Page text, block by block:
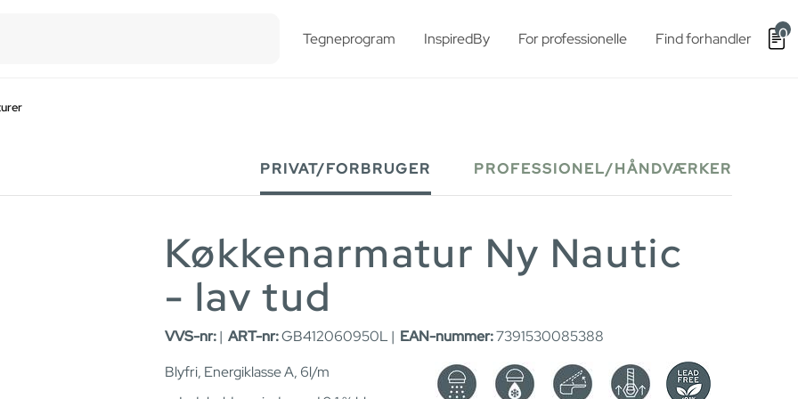
Tegneprogram InspiredBy For professionelle Find forhandler 0
PRIVAT/FORBRUGER PROFESSIONEL/HÅNDVÆRKER
Køkkenarmatur Ny Nautic
- lav tud
VVS-nr:| ART-nr:GB412060950L | EAN-nummer:7391530085388
Blyfri, Energiklasse A, 6l/m